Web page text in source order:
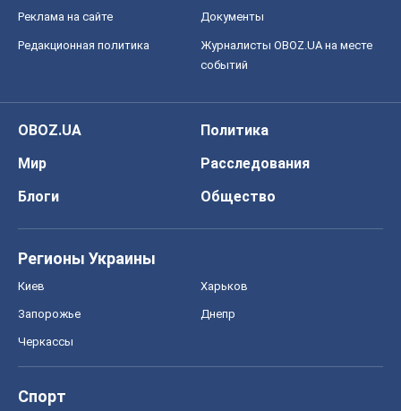
Реклама на сайте Документы
Редакционная политика
Журналисты OBOZ.UA на месте
событий
OBOZ.UA
Политика
Мир
Расследования
Блоги
Общество
Регионы Украины
Киев Харьков
Запорожье Днепр
Черкассы
Спорт